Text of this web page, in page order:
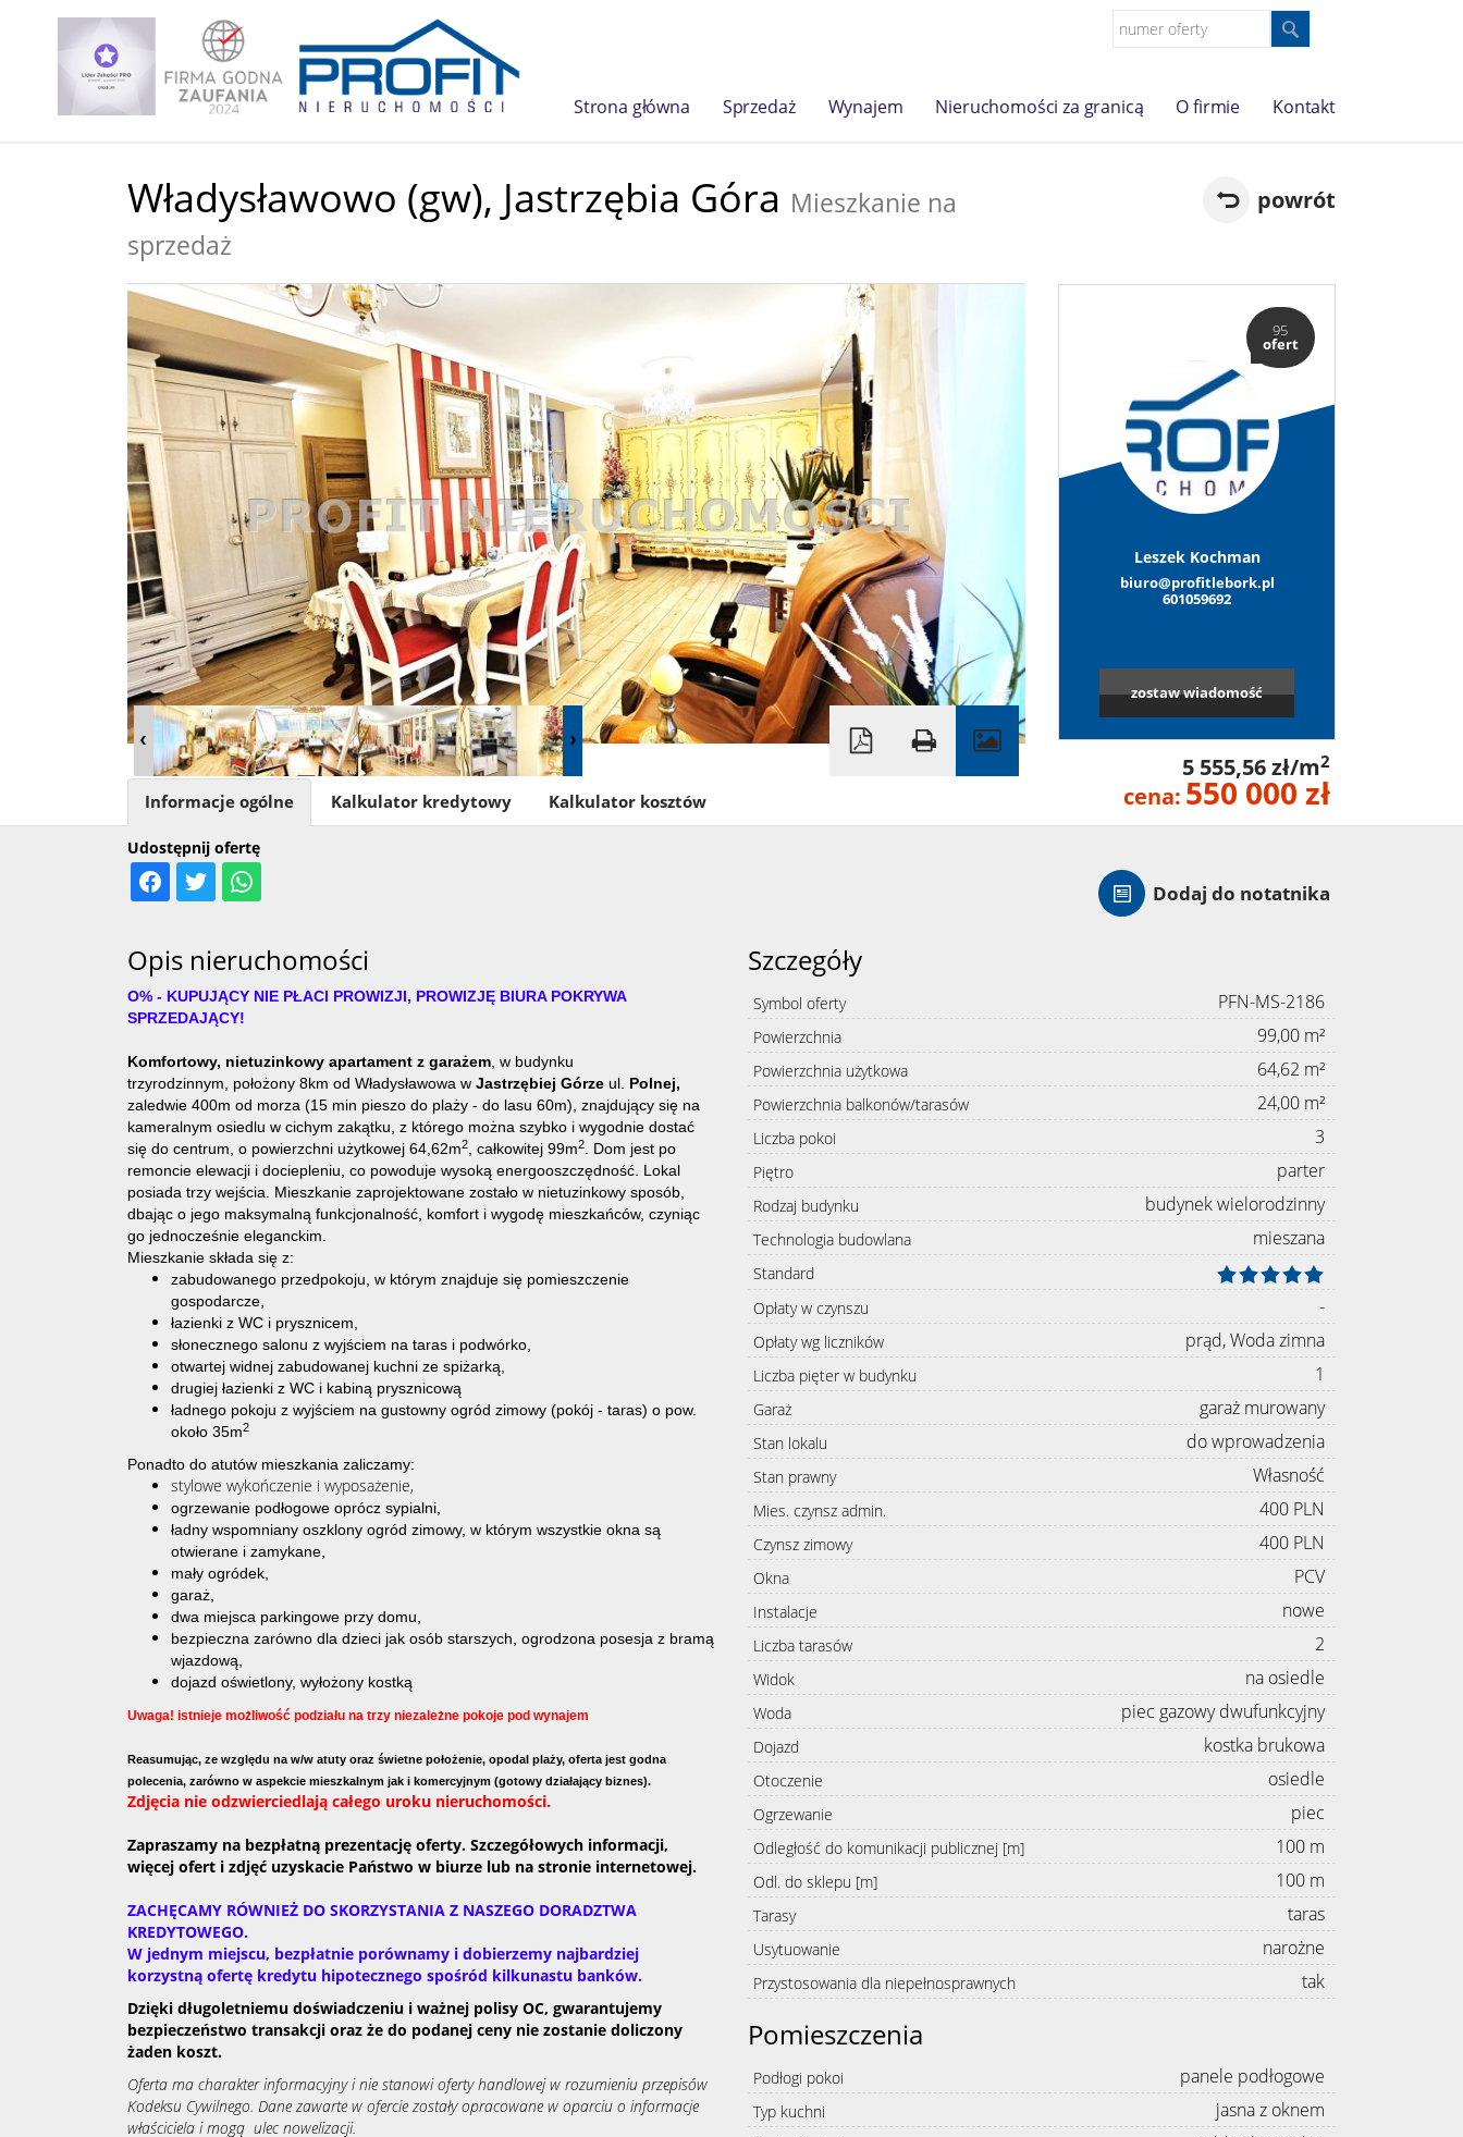
Strona główna Sprzedaż Wynajem Nieruchomości za granicą O firmie Kontakt
Władysławowo (gw), Jastrzębia Góra Mieszkanie na
sprzedaż
powrót
95
ofert
Leszek Kochman
biuro@profitlebork.pl
601059692
zostaw wiadomość
5 555,56 zł/m2
cena: 550 000 zł
Dodaj do notatnika
Udostępnij ofertę
Informacje ogólne Kalkulator kredytowy Kalkulator kosztów
Opis nieruchomości
O% - KUPUJĄCY NIE PŁACI PROWIZJI, PROWIZJĘ BIURA POKRYWA
SPRZEDAJĄCY!
Komfortowy, nietuzinkowy apartament z garażem , w budynku
trzyrodzinnym,
położony 8km od Władysławowa w Jastrzębiej Górze ul. Polnej,
zaledwie 400m od morza (15 min pieszo do plaży - do lasu 60m), znajdujący się na
kameralnym osiedlu w cichym zakątku, z którego można szybko i wygodnie dostać
się do centrum, o powierzchni użytkowej 64,62m2 , całkowitej 99m2
Dom jest po
remoncie elewacji i dociepleniu, co powoduje wysoką energooszczędność. Lokal
posiada trzy wejścia. Mieszkanie zaprojektowane zostało w nietuzinkowy sposób,
dbając o jego maksymalną funkcjonalność, komfort i wygodę mieszkańców, czyniąc
go jednocześnie eleganckim.
Mieszkanie składa się z:
zabudowanego przedpokoju, w którym znajduje się pomieszczenie
gospodarcze,
łazienki z WC i prysznicem,
słonecznego salonu z wyjściem na taras i podwórko,
otwartej widnej zabudowanej kuchni ze spiżarką,
drugiej łazienki z WC i kabiną prysznicową
ładnego pokoju z wyjściem na gustowny ogród zimowy (pokój - taras) o pow.
około 35m2
Ponadto do atutów mieszkania zaliczamy:
stylowe wykończenie i wyposażenie,
ogrzewanie podłogowe oprócz sypialni,
ładny wspomniany oszklony ogród zimowy, w którym wszystkie okna są
otwierane i zamykane,
mały ogródek,
garaż,
dwa miejsca parkingowe przy domu,
bezpieczna zarówno dla dzieci jak osób starszych, ogrodzona posesja z bramą
wjazdową,
dojazd oświetlony, wyłożony kostką
Uwaga! istnieje możliwość podziału na trzy niezależne pokoje pod wynajem
Reasumując, ze względu na w/w atuty oraz świetne położenie, opodal plaży, oferta jest godna
polecenia, zarówno w aspekcie mieszkalnym jak i komercyjnym (gotowy działający biznes).
Zdjęcia nie odzwierciedlają całego uroku nieruchomości.
Zapraszamy na bezpłatną prezentację oferty. Szczegółowych informacji,
więcej ofert i zdjęć uzyskacie Państwo w biurze lub na stronie internetowej.
ZACHĘCAMY RÓWNIEŻ DO SKORZYSTANIA Z NASZEGO DORADZTWA
KREDYTOWEGO.
W jednym miejscu, bezpłatnie porównamy i dobierzemy najbardziej
korzystną ofertę kredytu hipotecznego spośród kilkunastu banków.
Dzięki długoletniemu doświadczeniu i ważnej polisy OC, gwarantujemy
bezpieczeństwo transakcji oraz że do podanej ceny nie zostanie doliczony
żaden koszt.
Oferta ma charakter informacyjny i nie stanowi oferty handlowej w rozumieniu przepisów
Kodeksu Cywilnego. Dane zawarte w ofercie zostały opracowane w oparciu o informacje
właściciela i mogą ulec nowelizacji.
Szczegóły
Symbol oferty PFN-MS-2186
Powierzchnia 99,00 m²
Powierzchnia użytkowa 64,62 m²
Powierzchnia balkonów/tarasów 24,00 m²
Liczba pokoi 3
Piętro parter
Rodzaj budynku budynek wielorodzinny
Technologia budowlana mieszana
Standard
Opłaty w czynszu
-
Opłaty wg liczników prąd, Woda zimna
Liczba pięter w budynku 1
Garaż garaż murowany
Stan lokalu do wprowadzenia
Stan prawny Własność
Mies. czynsz admin. 400 PLN
Czynsz zimowy 400 PLN
Okna PCV
Instalacje nowe
Liczba tarasów 2
Widok na osiedle
Woda piec gazowy dwufunkcyjny
Dojazd kostka brukowa
Otoczenie osiedle
Ogrzewanie piec
Odległość do komunikacji publicznej [m] 100 m
Odl. do sklepu [m] 100 m
Tarasy taras
Usytuowanie narożne
Przystosowania dla niepełnosprawnych tak
Pomieszczenia
Podłogi pokoi panele podłogowe
Typ kuchni jasna z oknem